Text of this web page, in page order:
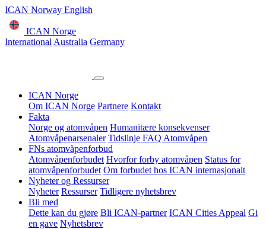
ICAN Norway English
ICAN Norge
International Australia Germany
ICAN Norge
Om ICAN Norge Partnere Kontakt
Fakta
Norge og atomvåpen Humanitære konsekvenser
Atomvåpenarsenaler Tidslinje FAQ Atomvåpen
FNs atomvåpenforbud
Atomvåpenforbudet Hvorfor forby atomvåpen Status for
atomvåpenforbudet Om forbudet hos ICAN internasjonalt
Nyheter og Ressurser
Nyheter Ressurser Tidligere nyhetsbrev
Bli med
Dette kan du gjøre Bli ICAN-partner ICAN Cities Appeal Gi
en gave Nyhetsbrev